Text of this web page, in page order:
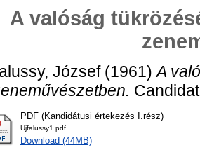
A valóság
József(1961)A
PDF (Kandidátusi értekezés I.rész)
Ujfalussy1.pdf
Download (44MB)